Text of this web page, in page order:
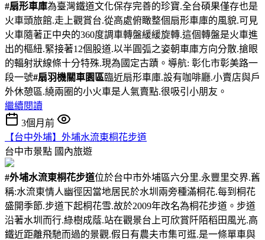
#扇形車庫為臺灣鐵道文化保存完善的珍寶.全台碩果僅存也是
火車頭旅館.走上觀賞台.從高處俯瞰整個扇形車庫的風貌.可見
火車隨著正中央的360度調車轉盤緩緩旋轉.這個轉盤是火車進
出的樞紐.緊接著12個股道.以半圓弧之姿朝車庫方向分散.搶眼
的輻射狀線條十分特殊.現為國定古蹟。導航: 彰化市彰美路一
段一號#扇羽機關車園區臨近扇形車庫.設有咖啡廳.小賣店與戶
外休憩區.繞兩圈的小火車是人氣賣點.很吸引小朋友。
繼續閱讀
3個月前
【台中外埔】外埔水流東桐花步道
台中市景點 國內旅遊
#外埔水流東桐花步道位於台中市外埔區六分里.永豐里交界.舊
稱:水流東情人幽徑因當地居民於水圳兩旁種滿桐花.每到桐花
盛開季節.步道下起桐花雪.故於2009年改名為桐花步道。步道
沿著水圳而行.綠樹成蔭.站在觀景台上可欣賞阡陌稻田風光.高
鐵近距離飛馳而過的景觀.假日有農夫市集可逛.是一條單車與